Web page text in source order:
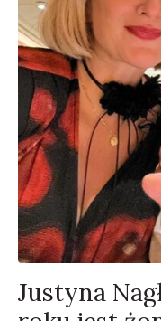
Justyna